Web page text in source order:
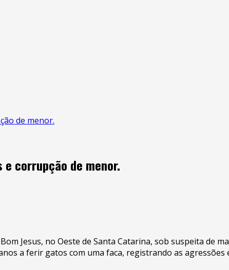
de menor.
corrupção de menor.
Jesus, no Oeste de Santa Catarina, sob suspeita de
a ferir gatos com uma faca, registrando as